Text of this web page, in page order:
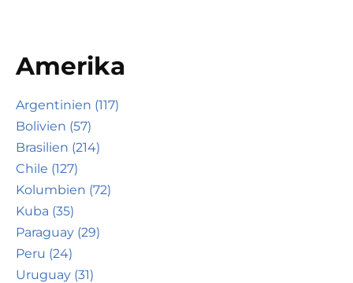
Amerika
Argentinien (117)
Bolivien (57)
Brasilien (214)
Chile (127)
Kolumbien (72)
Kuba (35)
Paraguay (29)
Peru (24)
Uruguay (31)